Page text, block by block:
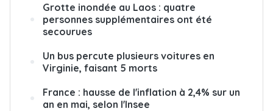
Grotte inondée au Laos : quatre
personnes supplémentaires ont été
secourues
Un bus percute plusieurs voitures en
Virginie, faisant 5 morts
France : hausse de l'inflation à 2,4% sur un
an en mai, selon l'Insee